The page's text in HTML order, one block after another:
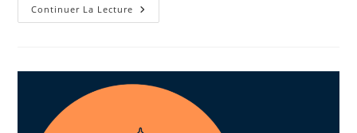
Continuer La Lecture